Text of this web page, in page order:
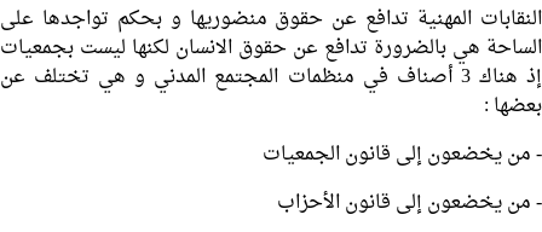
النقابات المهنية تدافع عن حقوق منضوريها و بحكم تواجدها على
الساحة هي بالضرورة تدافع عن حقوق الانسان لكنها ليست بجمعيات
إذ هناك 3 أصناف في منظمات المجتمع المدني و هي تختلف عن
بعضها :
- من يخضعون إلى قانون الجمعيات
- من يخضعون إلى قانون الأحزاب